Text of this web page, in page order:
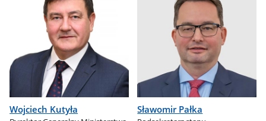
Wojciech Kutyła Sławomir Pałka